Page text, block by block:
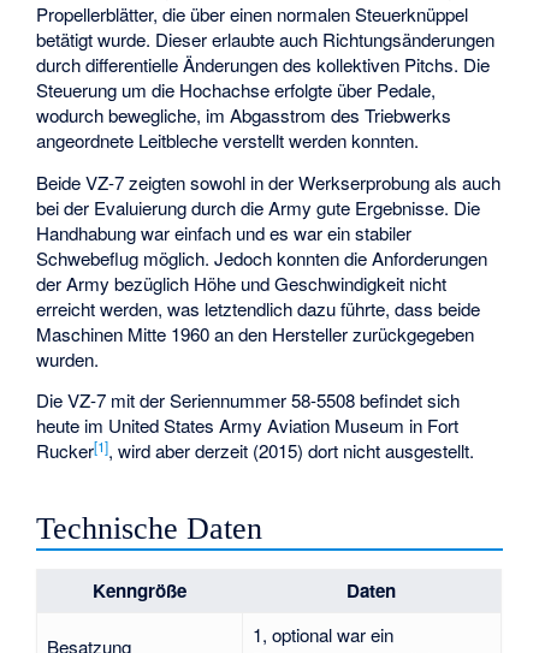
Propellerblätter, die über einen normalen Steuerknüppel
betätigt wurde. Dieser erlaubte auch Richtungsänderungen
durch differentielle Änderungen des kollektiven Pitchs. Die
Steuerung um die Hochachse erfolgte über Pedale,
wodurch bewegliche, im Abgasstrom des Triebwerks
angeordnete Leitbleche verstellt werden konnten.
Beide VZ-7 zeigten sowohl in der Werkserprobung als auch
bei der Evaluierung durch die Army gute Ergebnisse. Die
Handhabung war einfach und es war ein stabiler
Schwebeflug möglich. Jedoch konnten die Anforderungen
der Army bezüglich Höhe und Geschwindigkeit nicht
erreicht werden, was letztendlich dazu führte, dass beide
Maschinen Mitte 1960 an den Hersteller zurückgegeben
wurden.
Die VZ-7 mit der Seriennummer 58-5508 befindet sich
heute im United States Army Aviation Museum in Fort
Rucker[1], wird aber derzeit (2015) dort nicht ausgestellt.
Technische Daten
Kenngröße Daten
Besatzung
1, optional war ein